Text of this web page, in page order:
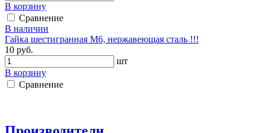
В корзину
Сравнение
В наличии
Гайка шестигранная М6, нержавеющая сталь !!!
10 руб.
шт
В корзину
Сравнение